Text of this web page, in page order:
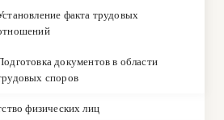
факта трудовых
документов в области
споров
физических лиц